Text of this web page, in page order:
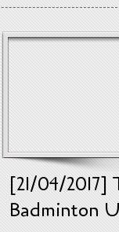
[21/04/2017]
Badminton